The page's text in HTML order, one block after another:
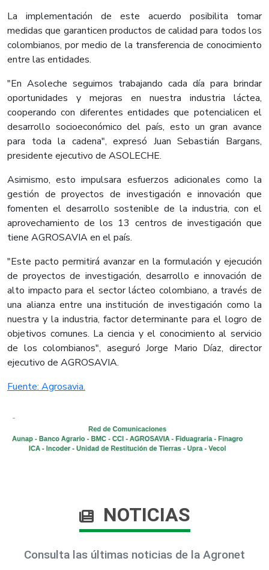
La implementación de este acuerdo posibilita tomar
medidas que garanticen productos de calidad para todos los
colombianos, por medio de la transferencia de conocimiento
entre las entidades.
"En Asoleche seguimos trabajando cada día para brindar
oportunidades y mejoras en nuestra industria láctea,
cooperando con diferentes entidades que potencialicen el
desarrollo socioeconómico del país, esto un gran avance
para toda la cadena", expresó Juan Sebastián Bargans,
presidente ejecutivo de ASOLECHE.
Asimismo, esto impulsara esfuerzos adicionales como la
gestión de proyectos de investigación e innovación que
fomenten el desarrollo sostenible de la industria, con el
aprovechamiento de los 13 centros de investigación que
tiene AGROSAVIA en el país.
"Este pacto permitirá avanzar en la formulación y ejecución
de proyectos de investigación, desarrollo e innovación de
alto impacto para el sector lácteo colombiano, a través de
una alianza entre una institución de investigación como la
nuestra y la industria, factor determinante para el logro de
objetivos comunes. La ciencia y el conocimiento al servicio
de los colombianos", aseguró Jorge Mario Díaz, director
ejecutivo de AGROSAVIA.​
Fuente: Agrosavia.​
NOTICIAS
Consulta las últimas noticias de la Agronet